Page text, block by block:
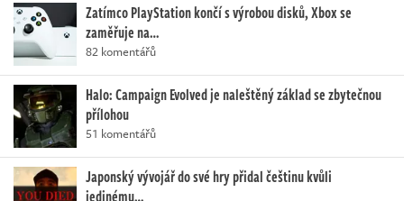
Zatímco PlayStation končí s výrobou disků, Xbox se
zaměřuje na…
82 komentářů
Halo: Campaign Evolved je naleštěný základ se zbytečnou
přílohou
51 komentářů
Japonský vývojář do své hry přidal češtinu kvůli
jedinému…